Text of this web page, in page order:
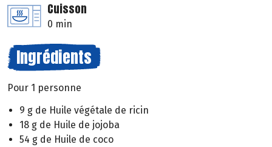
Cuisson
0 min
Ingrédients
Pour 1 personne
9 g de Huile végétale de ricin
18 g de Huile de jojoba
54 g de Huile de coco